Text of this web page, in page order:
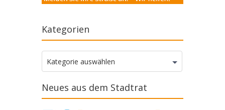
Kategorien
Kategorien
Kategorie auswählen
Neues aus dem Stadtrat